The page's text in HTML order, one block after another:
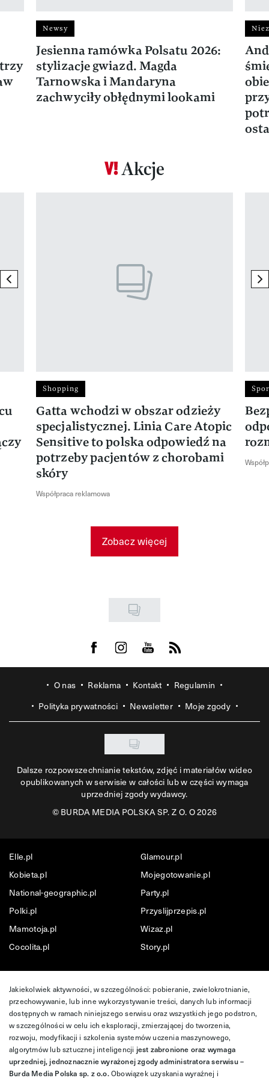
Newsy
Jesienna ramówka Polsatu 2026:
stylizacje gwiazd. Magda
Tarnowska i Mandaryna
zachwyciły obłędnymi lookami
Akcje
previous element
Shopping
Gatta wchodzi w obszar odzieży
specjalistycznej. Linia Care Atopic
Sensitive to polska odpowiedź na
potrzeby pacjentów z chorobami
skóry
Współpraca reklamowa
Zobacz więcej
Visit us on Facebook
Visit us on Instagram
Visit us on Youtube
Visit us on Rss
O nas Reklama Kontakt
Regulamin
Polityka prywatności
Newsletter Moje zgody
Dalsze rozpowszechnianie tekstów, zdjęć i materiałów wideo
opublikowanych w serwisie w całości lub w części wymaga
uprzedniej zgody wydawcy.
©BURDA MEDIA POLSKA SP. Z O. O 2026
Elle.pl
Glamour.pl
Kobieta.pl
Mojegotowanie.pl
National-geographic.pl
Party.pl
Polki.pl
Przyslijprzepis.pl
Mamotoja.pl
Wizaz.pl
Cocolita.pl
Story.pl
Jakiekolwiek aktywności, w szczególności: pobieranie, zwielokrotnianie,
przechowywanie, lub inne wykorzystywanie treści, danych lub informacji
dostępnych w ramach niniejszego serwisu oraz wszystkich jego podstron,
w szczególności w celu ich eksploracji, zmierzającej do tworzenia,
rozwoju, modyfikacji i szkolenia systemów uczenia maszynowego,
algorytmów lub sztucznej inteligencji jest zabronione oraz wymaga
uprzedniej, jednoznacznie wyrażonej zgody administratora serwisu –
Burda Media Polska sp. z o.o.Obowiązek uzyskania wyraźnej i